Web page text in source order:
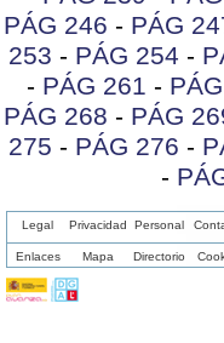
PÁG 246 - PÁG
253 - PÁG 254 -
- PÁG 261 -
PÁG 268 - PÁG
275 - PÁG 276 -
-
Legal Privacidad Personal
Enlaces Mapa Directorio